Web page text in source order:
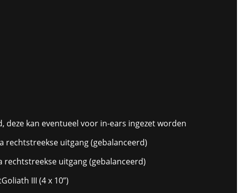
kan eventueel voor in-ears ingezet worden
rechtstreekse uitgang (gebalanceerd)
uitgang (gebalanceerd)
III (4 x 10”)